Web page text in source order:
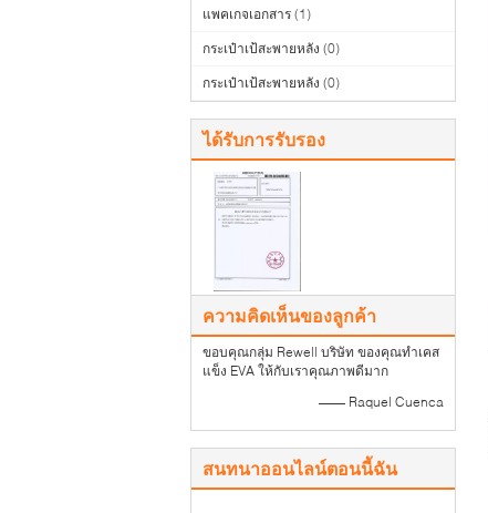
แพคเกจเอกสาร (1)
กระเป๋าเป้สะพายหลัง (0)
กระเป๋าเป้สะพายหลัง (0)
ได้รับการรับรอง
ความคิดเห็นของลูกค้า
ขอบคุณกลุ่ม Rewell บริษัท ของคุณทำเคส
แข็ง EVA ให้กับเราคุณภาพดีมาก
—— Raquel Cuenca
สนทนาออนไลน์ตอนนี้ฉัน